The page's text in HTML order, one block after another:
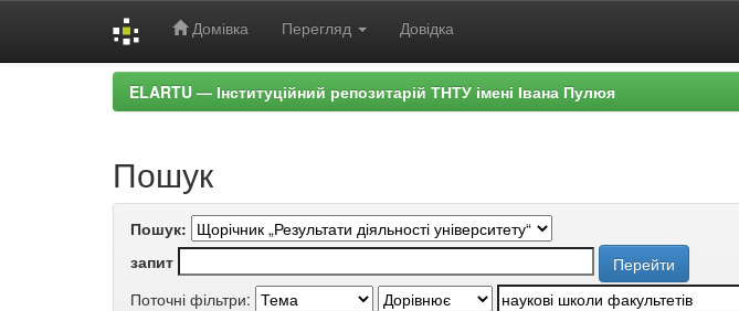
Домівка Перегляд Довідка
ELARTU — Інституційний репозитарій ТНТУ імені Івана Пулюя
Пошук
Пошук:
запит
Поточні фільтри: